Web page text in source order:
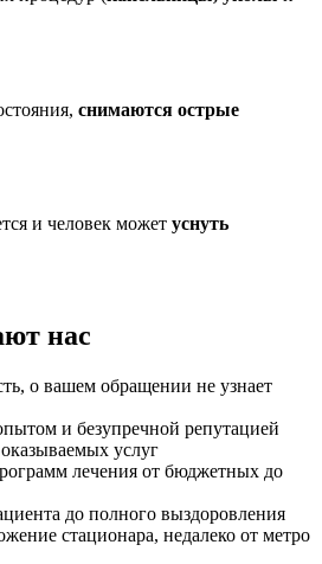
снимаются острые
и человек может уснуть
нас
о вашем обращении не узнает
и безупречной репутацией
услуг
лечения от бюджетных до
до полного выздоровления
стационара, недалеко от метро